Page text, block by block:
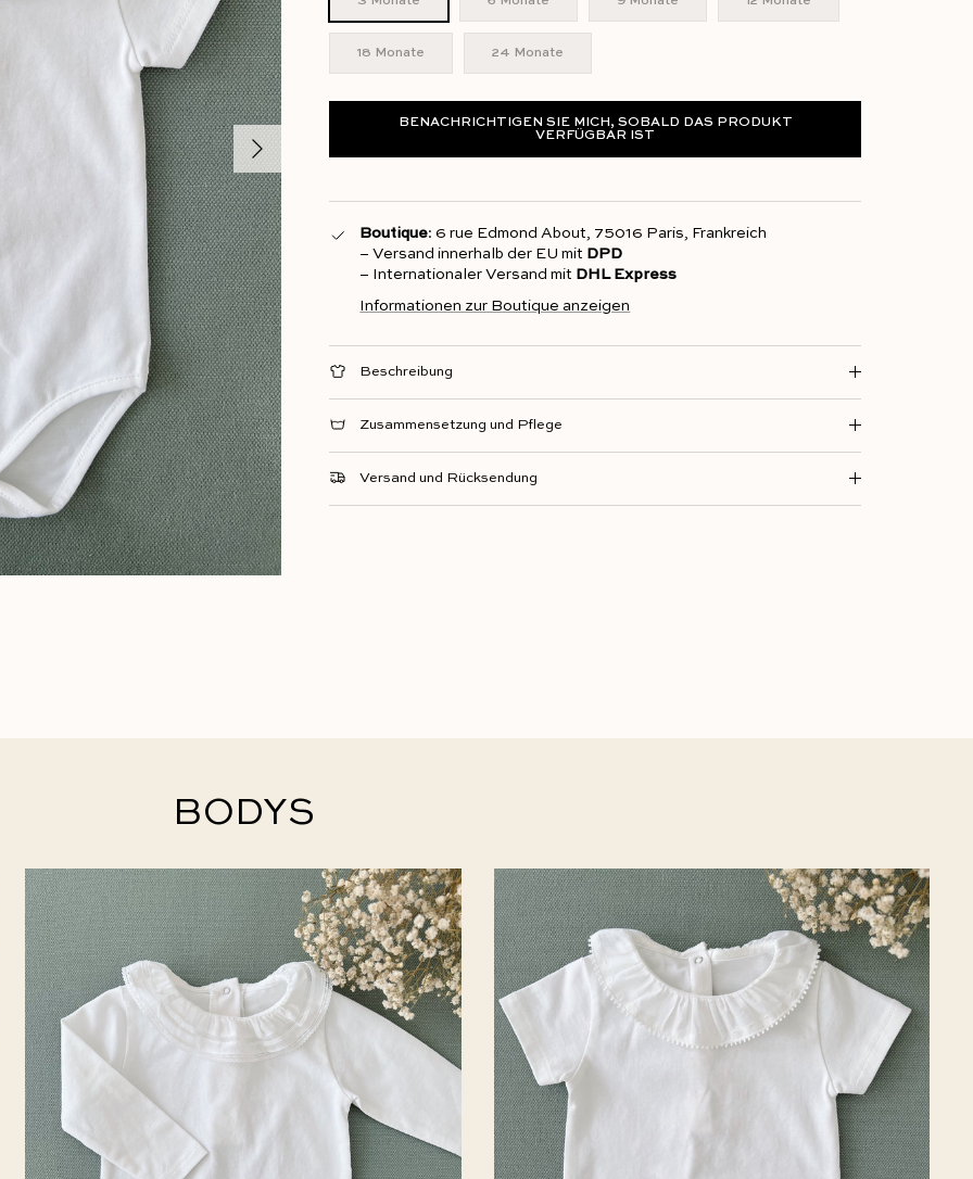
Weiter
18 Monate 24 Monate
BENACHRICHTIGEN SIE MICH, SOBALD DAS PRODUKT
VERFÜGBAR IST
Boutique: 6 rue Edmond About, 75016 Paris, Frankreich
– Versand innerhalb der EU mit DPD
– Internationaler Versand mit DHL Express
Informationen zur Boutique anzeigen
Beschreibung
Zusammensetzung und Pflege
Versand und Rücksendung
BODYS